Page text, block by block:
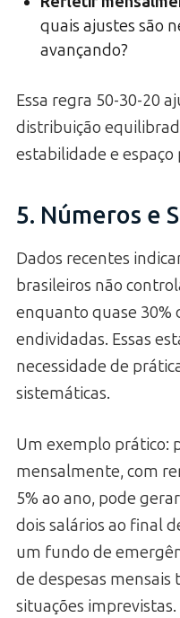
quais ajustes são
avançando?
Essa regra 50-30-20
distribuição
estabilidade e espaço
5. Números e
Dados recentes
brasileiros não
enquanto quase 30%
endividadas. Essas
necessidade de
sistemáticas.
Um exemplo prático:
mensalmente, com
5% ao ano, pode
dois salários ao final
um fundo de
de despesas
situações imprevistas.